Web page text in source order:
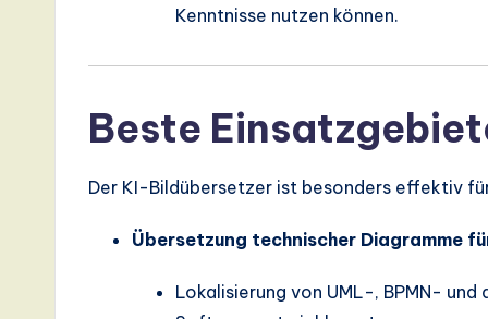
Kenntnisse nutzen können.
Beste
Der KI-Bildübersetzer ist besonders effektiv
Übersetzung technischer Diagramme
Lokalisierung von UML-, BPMN-